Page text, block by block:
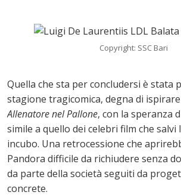
Copyright: SSC Bari
Quella che sta per concludersi è stata
stagione tragicomica, degna di
Allenatore nel Pallone, con la speranza
simile a quello dei celebri film che salvi
incubo. Una retrocessione che
Pandora difficile da richiudere senza
da parte della società seguiti da
concrete.